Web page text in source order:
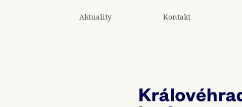
Aktuality Kontakt